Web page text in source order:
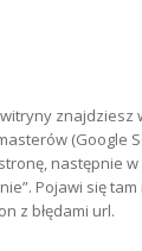
znajdziesz
(Google
następnie
Pojawi się
z błędami url.